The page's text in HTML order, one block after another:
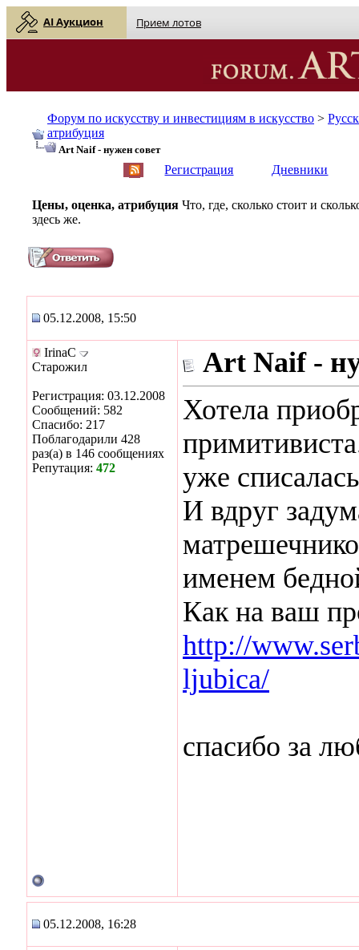
AI Аукцион Прием лотов
Форум по искусству и инвестициям в искусство >
атрибуция
Art Naif - нужен совет
Регистрация Дневники
Цены, оценка, атрибуция Что, где, сколько стоит и
здесь же.
05.12.2008, 15:50
IrinaC
Старожил
Регистрация: 03.12.2008
Сообщений: 582
Спасибо: 217
Поблагодарили 428
раз(а) в 146 сообщениях
Репутация: 472
Art Naif -
Хотела
уже
И вдруг
именем
Как на ваш
http://
ljubica/
спасибо за
05.12.2008, 16:28